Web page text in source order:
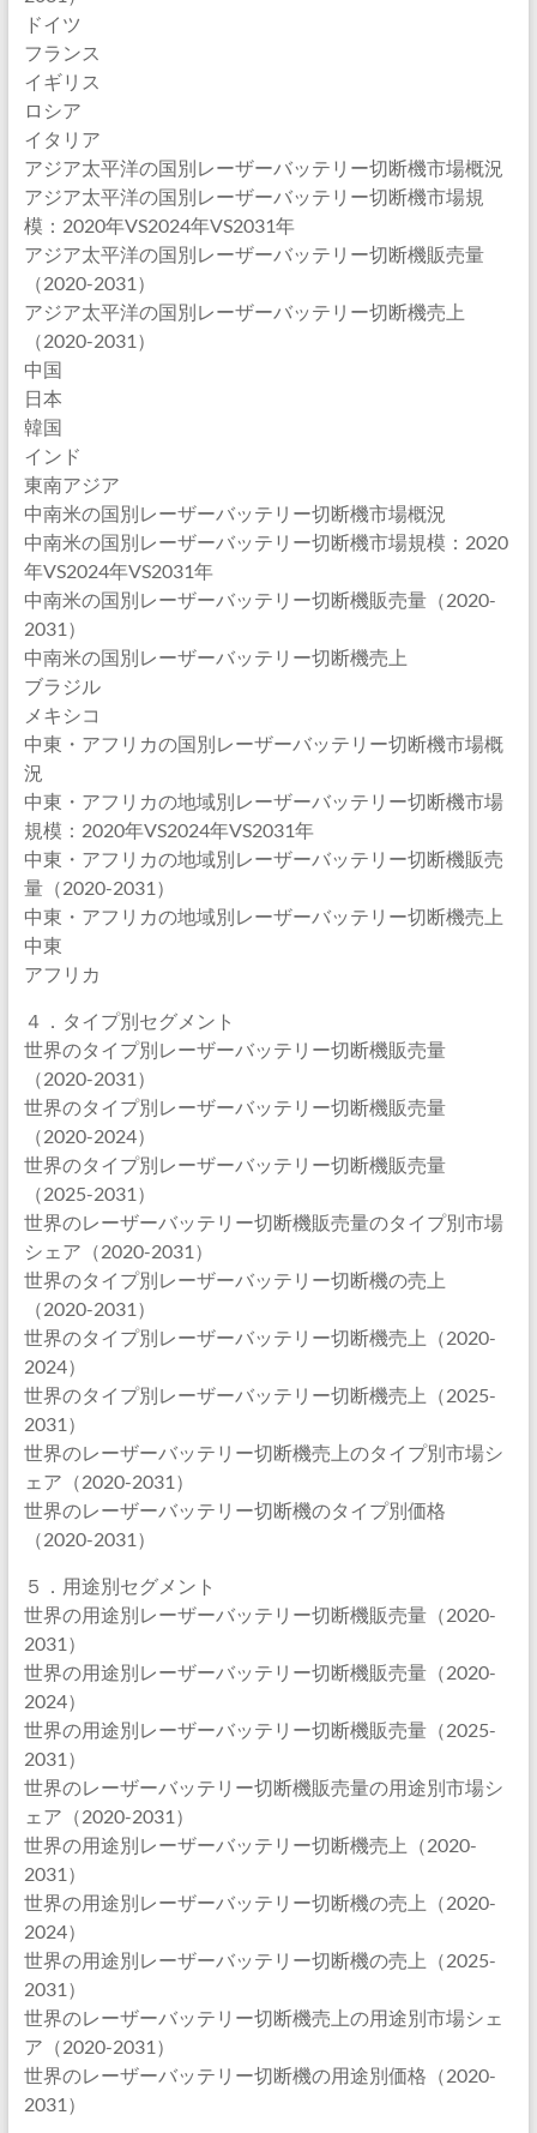
ドイツ
フランス
イギリス
ロシア
イタリア
アジア太平洋の国別レーザーバッテリー切断機市場概況
アジア太平洋の国別レーザーバッテリー切断機市場規
模：2020年VS2024年VS2031年
アジア太平洋の国別レーザーバッテリー切断機販売量
（2020-2031）
アジア太平洋の国別レーザーバッテリー切断機売上
（2020-2031）
中国
日本
韓国
インド
東南アジア
中南米の国別レーザーバッテリー切断機市場概況
中南米の国別レーザーバッテリー切断機市場規模：2020
年VS2024年VS2031年
中南米の国別レーザーバッテリー切断機販売量（2020-
2031）
中南米の国別レーザーバッテリー切断機売上
ブラジル
メキシコ
中東・アフリカの国別レーザーバッテリー切断機市場概
況
中東・アフリカの地域別レーザーバッテリー切断機市場
規模：2020年VS2024年VS2031年
中東・アフリカの地域別レーザーバッテリー切断機販売
量（2020-2031）
中東・アフリカの地域別レーザーバッテリー切断機売上
中東
アフリカ
４．タイプ別セグメント
世界のタイプ別レーザーバッテリー切断機販売量
（2020-2031）
世界のタイプ別レーザーバッテリー切断機販売量
（2020-2024）
世界のタイプ別レーザーバッテリー切断機販売量
（2025-2031）
世界のレーザーバッテリー切断機販売量のタイプ別市場
シェア（2020-2031）
世界のタイプ別レーザーバッテリー切断機の売上
（2020-2031）
世界のタイプ別レーザーバッテリー切断機売上（2020-
2024）
世界のタイプ別レーザーバッテリー切断機売上（2025-
2031）
世界のレーザーバッテリー切断機売上のタイプ別市場シ
ェア（2020-2031）
世界のレーザーバッテリー切断機のタイプ別価格
（2020-2031）
５．用途別セグメント
世界の用途別レーザーバッテリー切断機販売量（2020-
2031）
世界の用途別レーザーバッテリー切断機販売量（2020-
2024）
世界の用途別レーザーバッテリー切断機販売量（2025-
2031）
世界のレーザーバッテリー切断機販売量の用途別市場シ
ェア（2020-2031）
世界の用途別レーザーバッテリー切断機売上（2020-
2031）
世界の用途別レーザーバッテリー切断機の売上（2020-
2024）
世界の用途別レーザーバッテリー切断機の売上（2025-
2031）
世界のレーザーバッテリー切断機売上の用途別市場シェ
ア（2020-2031）
世界のレーザーバッテリー切断機の用途別価格（2020-
2031）